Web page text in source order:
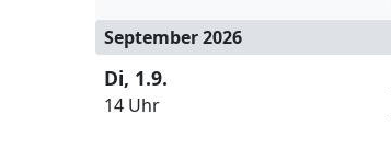
September 2026
Di, 1.9.
14 Uhr